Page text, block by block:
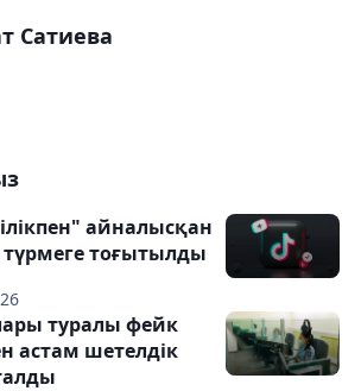
Сатиева
айналысқан
тоғытылды
туралы фейк
астам шетелдік